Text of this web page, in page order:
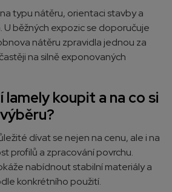
typu nátěru, orientaci stavby a
U běžných expozic se doporučuje
nátěru zpravidla jednou za
na silně exponovaných
lamely koupit a na co si
dívat se nejen na cenu, ale i na
profilů a zpracování povrchu.
nabídnout stabilní materiály a
konkrétního použití.